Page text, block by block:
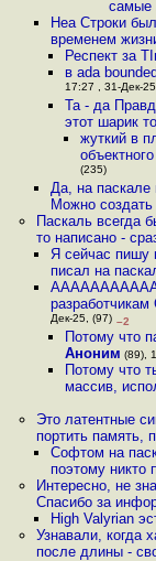
самые
Неа Строки
временем
Респект за
в ada
17:27 , 31-Дек-
Та - да
этот шарик
жуткий в
(235)
Да, на паскале
Можно создать
Паскаль всегда
то написано -
Я сейчас пишу
писал на
Дек-25, (97) –2
Потому что
Аноним (89),
Потому что
массив,
Это латентные
портить память,
Софтом на
поэтому никто
Интересно, не
Спасибо за
High Valyrian
Узнавали, когда
после длины -